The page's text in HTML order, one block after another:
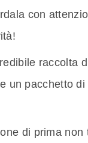
con
raccolta
un pacchetto
di prima non